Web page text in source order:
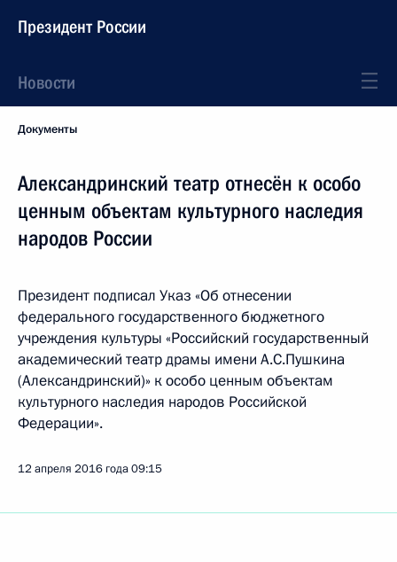
Президент России
Новости
Документы
Александринский театр отнесён к особо
ценным объектам культурного наследия
народов России
Президент подписал Указ «Об отнесении
федерального государственного бюджетного
учреждения культуры «Российский государственный
академический театр драмы имени А.С.Пушкина
(Александринский)» к особо ценным объектам
культурного наследия народов Российской
Федерации».
12 апреля 2016 года09:15